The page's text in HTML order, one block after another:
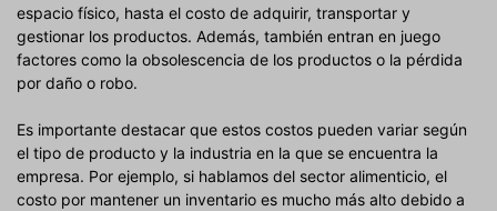
espacio físico, hasta el costo de adquirir, transportar y
gestionar los productos. Además, también entran en juego
factores como la obsolescencia de los productos o la pérdida
por daño o robo.
Es importante destacar que estos costos pueden variar según
el tipo de producto y la industria en la que se encuentra la
empresa. Por ejemplo, si hablamos del sector alimenticio, el
costo por mantener un inventario es mucho más alto debido a